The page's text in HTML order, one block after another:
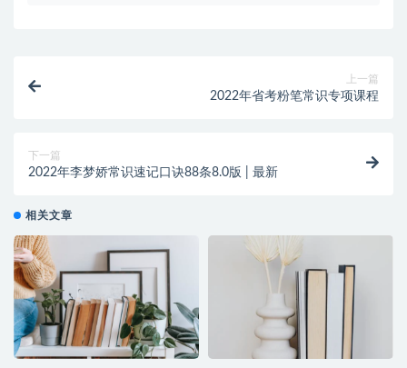
上一篇
2022年省考粉笔常识专项课程
下一篇
2022年李梦娇常识速记口诀88条8.0版 | 最新
相关文章